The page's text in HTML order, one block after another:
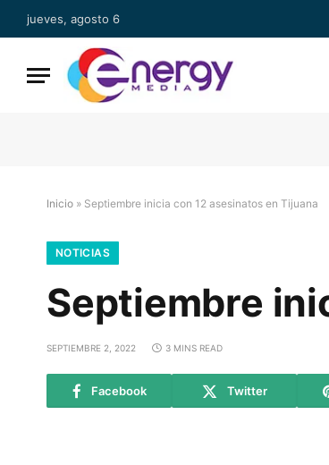
jueves, agosto 6
Inicio » Septiembre inicia con 12 asesinatos en Tijuana
NOTICIAS
Septiembre
SEPTIEMBRE 2, 2022 3 MINS READ
Facebook Twitter